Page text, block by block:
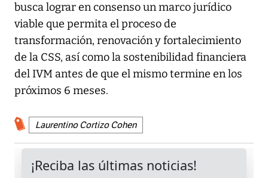
busca lograr en consenso un marco jurídico
viable que permita el proceso de
transformación, renovación y fortalecimiento
de la CSS, así como la sostenibilidad financiera
del IVM antes de que el mismo termine en los
próximos 6 meses.
Laurentino Cortizo Cohen